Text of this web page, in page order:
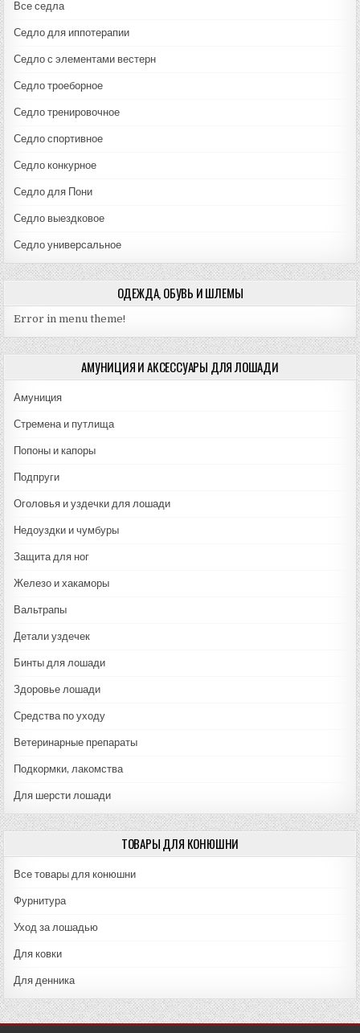
Все седла
Седло для иппотерапии
Седло с элементами вестерн
Седло троеборное
Седло тренировочное
Седло спортивное
Седло конкурное
Седло для Пони
Седло выездковое
Седло универсальное
ОДЕЖДА, ОБУВЬ И ШЛЕМЫ
Error in menu theme!
АМУНИЦИЯ И АКСЕССУАРЫ ДЛЯ ЛОШАДИ
Амуниция
Стремена и путлища
Попоны и капоры
Подпруги
Оголовья и уздечки для лошади
Недоуздки и чумбуры
Защита для ног
Железо и хакаморы
Вальтрапы
Детали уздечек
Бинты для лошади
Здоровье лошади
Средства по уходу
Ветеринарные препараты
Подкормки, лакомства
Для шерсти лошади
ТОВАРЫ ДЛЯ КОНЮШНИ
Все товары для конюшни
Фурнитура
Уход за лошадью
Для ковки
Для денника